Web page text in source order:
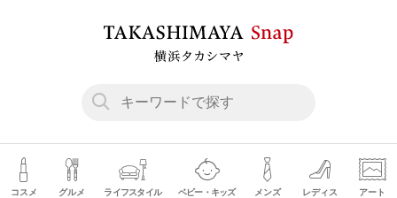
コスメ グルメ ライフスタイル ベビー・キッズ メンズ レディス アート